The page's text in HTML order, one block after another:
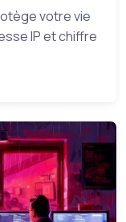
votre vie
IP et chiffre